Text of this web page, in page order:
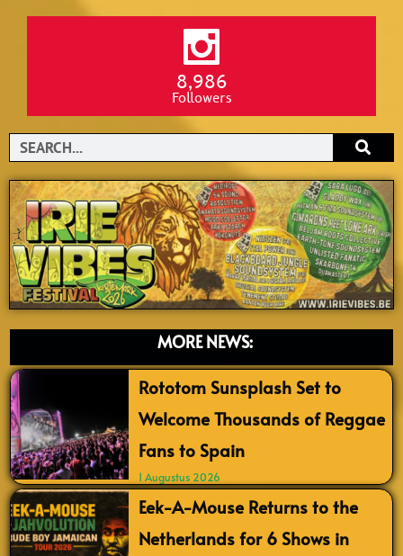
8,986
Followers
Search
MORE NEWS:
Rototom Sunsplash Set to
Welcome Thousands of Reggae
Fans to Spain
1 Augustus 2026
Eek-A-Mouse Returns to the
Netherlands for 6 Shows in